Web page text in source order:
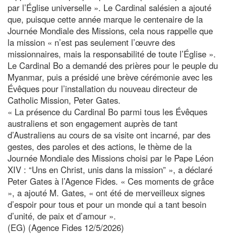
par l’Église universelle ». Le Cardinal salésien a ajouté
que, puisque cette année marque le centenaire de la
Journée Mondiale des Missions, cela nous rappelle que
la mission « n’est pas seulement l’œuvre des
missionnaires, mais la responsabilité de toute l’Église ».
Le Cardinal Bo a demandé des prières pour le peuple du
Myanmar, puis a présidé une brève cérémonie avec les
Évêques pour l’installation du nouveau directeur de
Catholic Mission, Peter Gates.
« La présence du Cardinal Bo parmi tous les Évêques
australiens et son engagement auprès de tant
d’Australiens au cours de sa visite ont incarné, par des
gestes, des paroles et des actions, le thème de la
Journée Mondiale des Missions choisi par le Pape Léon
XIV : “Uns en Christ, unis dans la mission” », a déclaré
Peter Gates à l’Agence Fides. « Ces moments de grâce
», a ajouté M. Gates, « ont été de merveilleux signes
d’espoir pour tous et pour un monde qui a tant besoin
d’unité, de paix et d’amour ».
(EG) (Agence Fides 12/5/2026)